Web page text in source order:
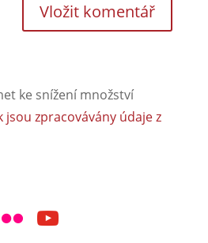
ke snížení množství
jsou zpracovávány údaje z
flickr youtube